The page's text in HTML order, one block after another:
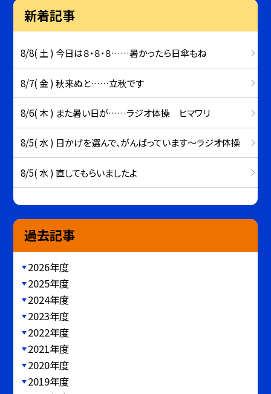
新着記事
8/8( 土 ) 今日は８・８・８……暑かったら日傘もね
8/7( 金 ) 秋来ぬと……立秋です
8/6( 木 ) また暑い日が……ラジオ体操 ヒマワリ
8/5( 水 ) 日かげを選んで、がんばっています～ラジオ体操
8/5( 水 ) 直してもらいましたよ
過去記事
2026年度
2025年度
2024年度
2023年度
2022年度
2021年度
2020年度
2019年度